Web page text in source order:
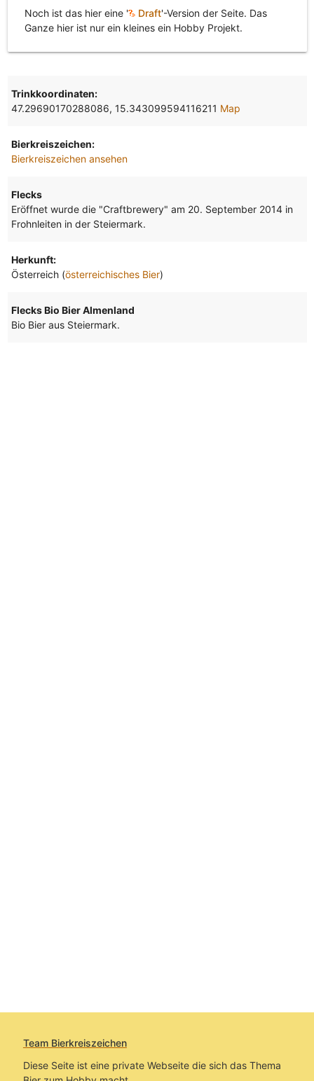
Noch ist das hier eine ' Draft'-Version der Seite. Das
Ganze hier ist nur ein kleines ein Hobby Projekt.
Trinkkoordinaten:
47.29690170288086, 15.343099594116211 Map
Bierkreiszeichen:
Bierkreiszeichen ansehen
Flecks
Eröffnet wurde die "Craftbrewery" am 20. September 2014 in
Frohnleiten in der Steiermark.
Herkunft:
Österreich (österreichisches Bier)
Flecks Bio Bier Almenland
Bio Bier aus Steiermark.
Team Bierkreiszeichen
Diese Seite ist eine private Webseite die sich das Thema